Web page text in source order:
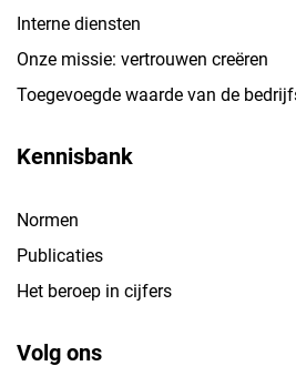
Interne diensten
Onze missie: vertrouwen creëren
Toegevoegde waarde van de
Kennisbank
Normen
Publicaties
Het beroep in cijfers
Volg ons